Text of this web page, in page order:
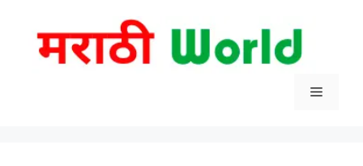
content
Menu